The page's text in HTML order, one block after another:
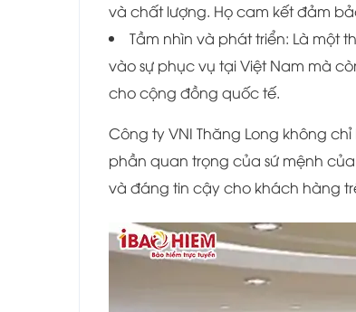
và chất lượng. Họ cam kết đảm
Tầm nhìn và phát triển: Là một
vào sự phục vụ tại Việt Nam mà
cho cộng đồng quốc tế.
Công ty VNI Thăng Long không
phần quan trọng của sứ mệnh
và đáng tin cậy cho khách hàng